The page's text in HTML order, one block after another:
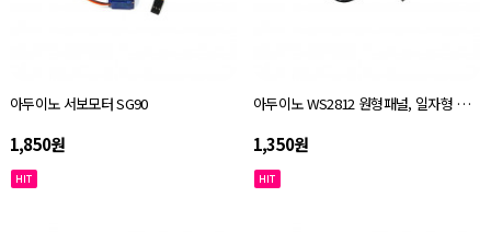
아두이노 서보모터 SG90
1,850원
아두이노 WS2812 원형패널, 일자형 패널 네오픽셀
1,350원